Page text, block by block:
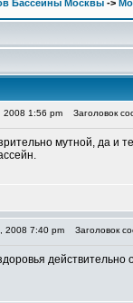
Бассейны Москвы ->
2008 1:56 pm Заголовок
мутной, да и
2008 7:40 pm Заголовок